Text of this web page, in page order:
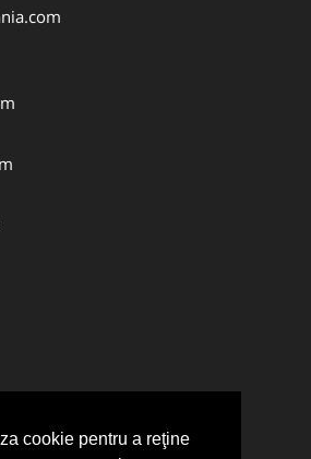
cookie pentru a reţine